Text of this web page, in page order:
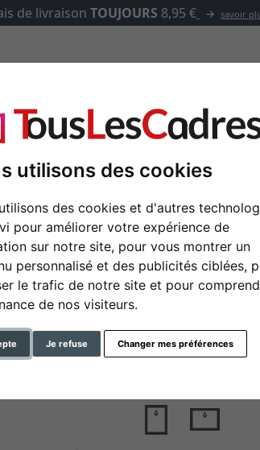
utilisons des cookies
des cookies et d'autres
pour améliorer votre expérience de
sur notre site, pour vous montrer un
personnalisé et des publicités ciblées,
le trafic de notre site et pour
de nos visiteurs.
Je refuse Changer mes préférences
de livraison TOUJOURS 8,95 € savoir
Cadre en
format
couleur